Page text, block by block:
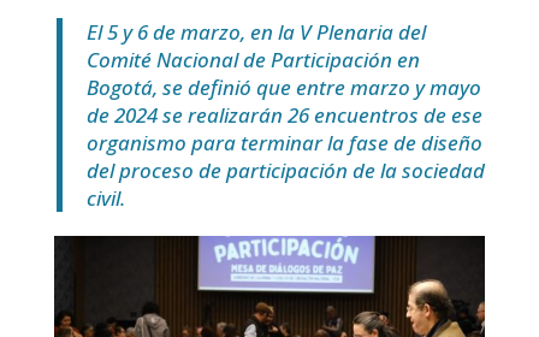
El 5 y 6 de marzo, en la V Plenaria del
Comité Nacional de Participación en
Bogotá, se definió que entre marzo y mayo
de 2024 se realizarán 26 encuentros de ese
organismo para terminar la fase de diseño
del proceso de participación de la sociedad
civil.